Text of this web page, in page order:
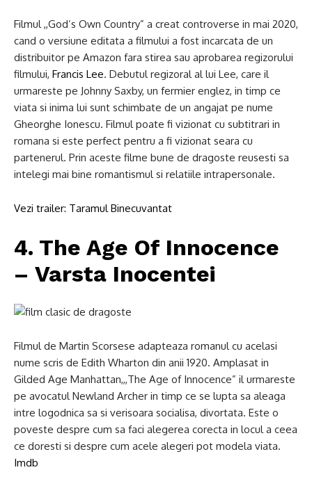
Filmul ,,God’s Own Country” a creat controverse in mai 2020,
cand o versiune editata a filmului a fost incarcata de un
distribuitor pe Amazon fara stirea sau aprobarea regizorului
filmului, Francis Lee. Debutul regizoral al lui Lee, care il
urmareste pe Johnny Saxby, un fermier englez, in timp ce
viata si inima lui sunt schimbate de un angajat pe nume
Gheorghe Ionescu. Filmul poate fi vizionat cu subtitrari in
romana si este perfect pentru a fi vizionat seara cu
partenerul. Prin aceste filme bune de dragoste reusesti sa
intelegi mai bine romantismul si relatiile intrapersonale.
Vezi trailer: Taramul Binecuvantat
4. The Age Of Innocence
– Varsta Inocentei
Filmul de Martin Scorsese adapteaza romanul cu acelasi
nume scris de Edith Wharton din anii 1920. Amplasat in
Gilded Age Manhattan,,,The Age of Innocence” il urmareste
pe avocatul Newland Archer in timp ce se lupta sa aleaga
intre logodnica sa si verisoara socialisa, divortata. Este o
poveste despre cum sa faci alegerea corecta in locul a ceea
ce doresti si despre cum acele alegeri pot modela viata.
Imdb